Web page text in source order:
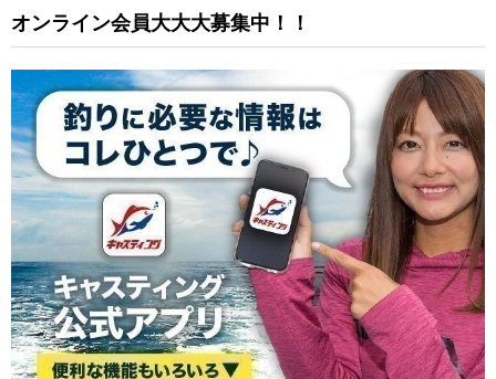
オンライン会員大大大募集中！！